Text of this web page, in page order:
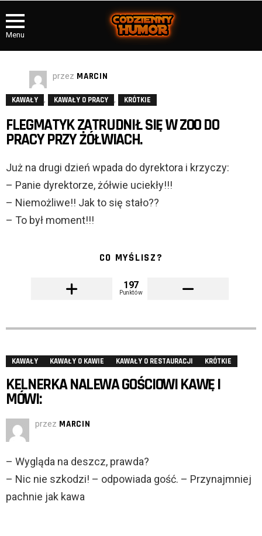
Menu
przez MARCIN
KAWAŁY , KAWAŁY O PRACY , KRÓTKIE
FLEGMATYK ZATRUDNIŁ SIĘ W ZOO DO
PRACY PRZY ŻÓŁWIACH.
Już na drugi dzień wpada do dyrektora i krzyczy:
– Panie dyrektorze, żółwie uciekły!!!
– Niemożliwe!! Jak to się stało??
– To był moment!!!
CO MYŚLISZ?
197
Punktów
KAWAŁY KAWAŁY O KAWIE KAWAŁY O RESTAURACJI KRÓTKIE
KELNERKA NALEWA GOŚCIOWI KAWĘ I
MÓWI:
przez MARCIN
– Wygląda na deszcz, prawda?
– Nic nie szkodzi! – odpowiada gość. – Przynajmniej
pachnie jak kawa